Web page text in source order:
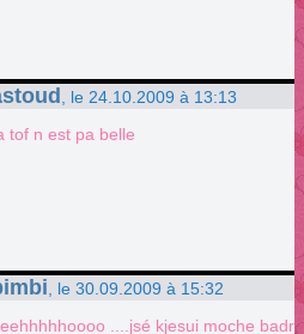
, le 24.10.2009 à 13:13
tof n est pa belle
, le 30.09.2009 à 15:32
....jsé kjesui moche